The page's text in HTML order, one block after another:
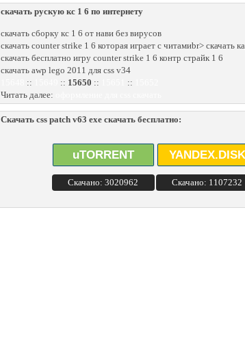
скачать рускую кс 1 6 по интернету
скачать сборку кс 1 6 от нави без вирусов
скачать counter strike 1 6 которая играет с читамиbr> скачать
скачать бесплатно игру counter strike 1 6 контр страйк 1 6
скачать awp lego 2011 для css v34
:: :: 15650 :: ::
Читать далее:
Скачать css patch v63 exe скачать бесплатно:
uTORRENT
Скачано: 3020962
YANDEX.DISK
Скачано: 1107232